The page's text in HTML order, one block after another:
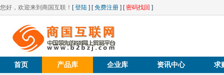
您好，欢迎来到商国互联！ [登陆 ] [免费注册 ] [密码找回 ]
首页 产品库 企业库 资讯中心 求